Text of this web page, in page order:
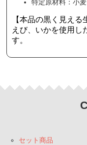
特定原材料：小
【本品の黒く見え
えび、いかを使用し
す。
セット商品